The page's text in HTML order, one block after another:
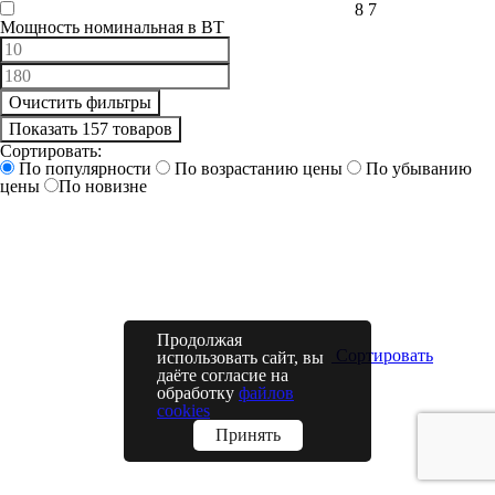
8 7
Мощность номинальная в ВТ
Очистить фильтры
Показать 157 товаров
Сортировать:
По популярности
По возрастанию цены
По убыванию
цены
По новизне
Сортировать
Продолжая
использовать сайт, вы
даёте согласие на
обработку файлов
cookies
Принять